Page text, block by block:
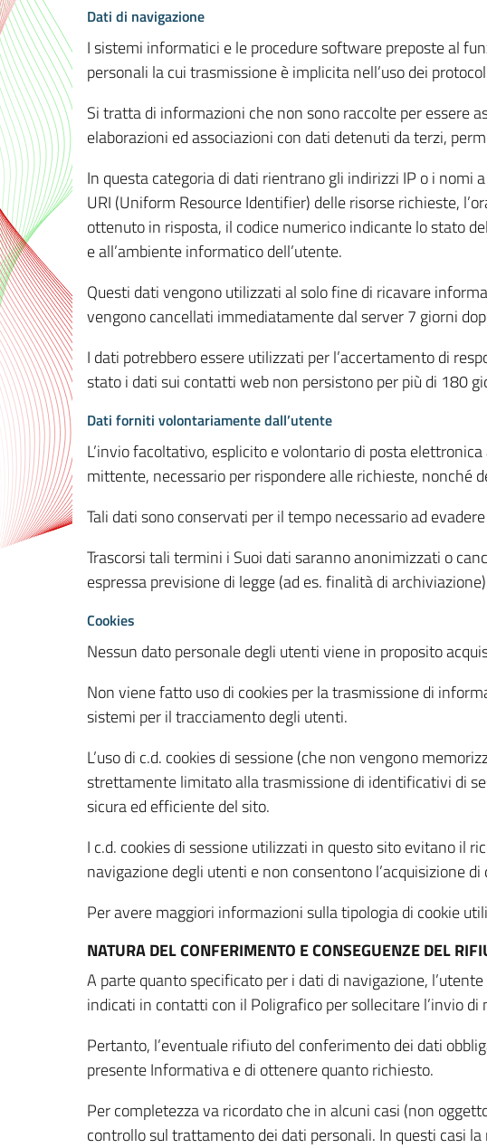
Dati di navigazione
I sistemi informatici e le procedure software preposte al
personali la cui trasmissione è implicita nell’uso dei
Si tratta di informazioni che non sono raccolte per essere
elaborazioni ed associazioni con dati detenuti da terzi,
In questa categoria di dati rientrano gli indirizzi IP o i
URI (Uniform Resource Identifier) delle risorse richieste,
ottenuto in risposta, il codice numerico indicante lo stato
e all’ambiente informatico dell’utente.
Questi dati vengono utilizzati al solo fine di ricavare
vengono cancellati immediatamente dal server 7 giorni
I dati potrebbero essere utilizzati per l’accertamento di
stato i dati sui contatti web non persistono per più di 180
Dati forniti volontariamente dall’utente
L’invio facoltativo, esplicito e volontario di posta
mittente, necessario per rispondere alle richieste, nonché
Tali dati sono conservati per il tempo necessario ad
Trascorsi tali termini i Suoi dati saranno anonimizzati o
espressa previsione di legge (ad es. finalità di
Cookies
Nessun dato personale degli utenti viene in proposito
Non viene fatto uso di cookies per la trasmissione di
sistemi per il tracciamento degli utenti.
L’uso di c.d. cookies di sessione (che non vengono
strettamente limitato alla trasmissione di identificativi di
sicura ed efficiente del sito.
I c.d. cookies di sessione utilizzati in questo sito evitano il
navigazione degli utenti e non consentono l’acquisizione
Per avere maggiori informazioni sulla tipologia di cookie
NATURA DEL CONFERIMENTO E CONSEGUENZE DEL
A parte quanto specificato per i dati di navigazione,
indicati in contatti con il Poligrafico per sollecitare l’invio
Pertanto, l’eventuale rifiuto del conferimento dei dati
presente Informativa e di ottenere quanto richiesto.
Per completezza va ricordato che in alcuni casi (non
controllo sul trattamento dei dati personali. In questi casi